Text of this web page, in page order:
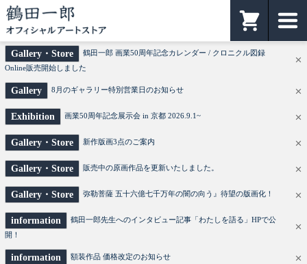
Gallery・Store
鶴田一郎 画業50周年記念カレンダー / クロニクル図録
Online販売開始しました
Gallery 8月のギャラリー特別営業日のお知らせ
Exhibition 画業50周年記念展示会 in 京都 2026.9.1~
Gallery・Store 新作版画3点のご案内
Gallery・Store 販売中の原画作品を更新いたしました。
Gallery・Store 弥勒菩薩 五十六億七千万年の闇の向う』待望の版画化！
information
鶴田一郎先生へのインタビュー記事「わたしを語る」HPで公
開！
information 額装作品 価格改定のお知らせ